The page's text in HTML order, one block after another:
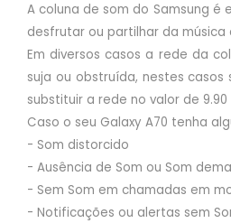
A coluna de som do Samsung é
desfrutar ou partilhar da música
Em diversos casos a rede da
suja ou obstruída, nestes casos
substituir a rede no valor de 9.90
Caso o seu Galaxy A70 tenha
- Som distorcido
- Ausência de Som ou Som
- Sem Som em chamadas em
- Notificações ou alertas sem